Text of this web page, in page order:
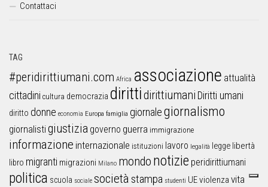
Contattaci
TAG
#peridirittiumani.com Africa associazione attualità
cittadini cultura democrazia dirittidirittiumani Diritti umani
diritto donne economia Europa famiglia giornalegiornalismo
giornalistigiustizia governo guerra immigrazione
informazione internazionale istituzioni lavoro legalità legge libertà
libro migranti migrazioni Milano mondo notizie peridirittiumani
politica scuola sociale società stampa studenti UEviolenza vita